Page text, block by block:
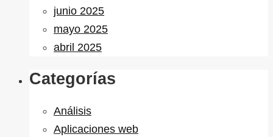
junio 2025
mayo 2025
abril 2025
Categorías
Análisis
Aplicaciones web